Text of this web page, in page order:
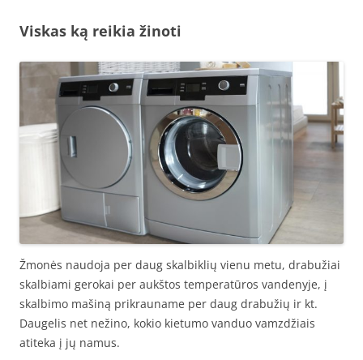
Viskas ką reikia žinoti
Žmonės naudoja per daug skalbiklių vienu metu, drabužiai
skalbiami gerokai per aukštos temperatūros vandenyje, į
skalbimo mašiną prikrauname per daug drabužių ir kt.
Daugelis net nežino, kokio kietumo vanduo vamzdžiais
atiteka į jų namus.